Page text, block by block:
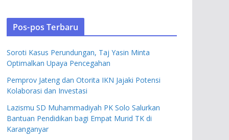
Pos-pos Terbaru
Soroti Kasus Perundungan, Taj Yasin Minta
Optimalkan Upaya Pencegahan
Pemprov Jateng dan Otorita IKN Jajaki Potensi
Kolaborasi dan Investasi
Lazismu SD Muhammadiyah PK Solo Salurkan
Bantuan Pendidikan bagi Empat Murid TK di
Karanganyar